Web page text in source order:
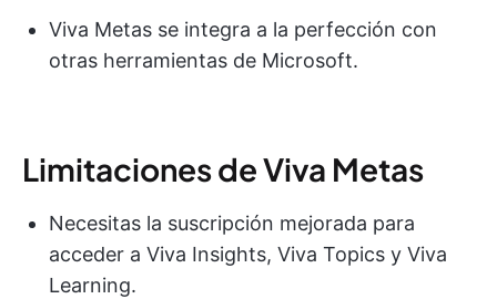
Viva Metas se integra a la perfección con
otras herramientas de Microsoft.
Limitaciones de Viva Metas
Necesitas la suscripción mejorada para
acceder a Viva Insights, Viva Topics y Viva
Learning.